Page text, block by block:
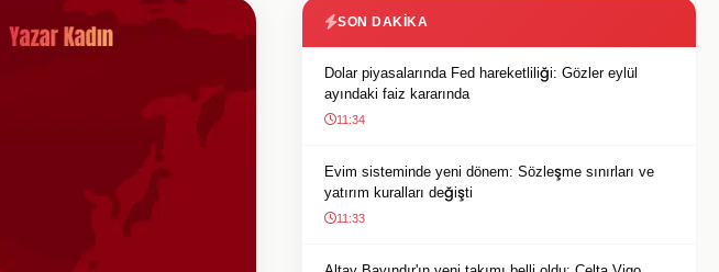
SON DAKIKA
Dolar piyasalarında Fed hareketliliği: Gözler eylül
ayındaki faiz kararında
11:34
Evim sisteminde yeni dönem: Sözleşme sınırları ve
yatırım kuralları değişti
11:33